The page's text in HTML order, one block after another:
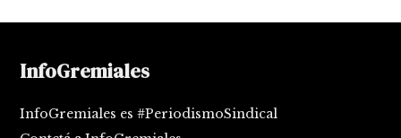
InfoGremiales
InfoGremiales es #PeriodismoSindical